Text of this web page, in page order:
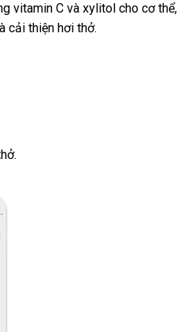
vitamin C và xylitol cho cơ thể,
cải thiện hơi thở.